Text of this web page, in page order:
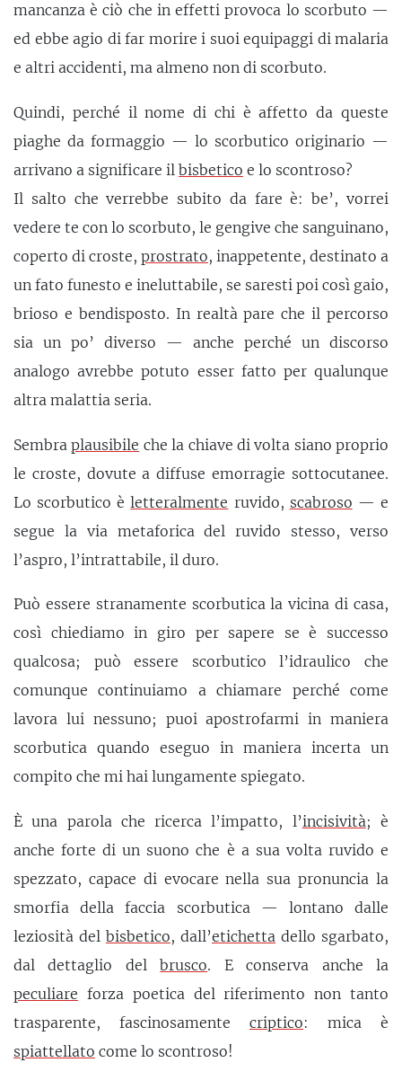
mancanza è ciò che in effetti provoca lo scorbuto —
ed ebbe agio di far morire i suoi equipaggi di malaria
e altri accidenti, ma almeno non di scorbuto.
Quindi, perché il nome di chi è affetto da queste
piaghe da formaggio — lo scorbutico originario —
arrivano a significare il bisbetico e lo scontroso?
Il salto che verrebbe subito da fare è: be’, vorrei
vedere te con lo scorbuto, le gengive che sanguinano,
coperto di croste, prostrato, inappetente, destinato a
un fato funesto e ineluttabile, se saresti poi così gaio,
brioso e bendisposto. In realtà pare che il percorso
sia un po’ diverso — anche perché un discorso
analogo avrebbe potuto esser fatto per qualunque
altra malattia seria.
Sembraplausibile che la chiave di volta siano proprio
le croste, dovute a diffuse emorragie sottocutanee.
Lo scorbutico èletteralmente ruvido, scabroso — e
segue la via metaforica del ruvido stesso, verso
l’aspro, l’intrattabile, il duro.
Può essere stranamente scorbutica la vicina di casa,
così chiediamo in giro per sapere se è successo
qualcosa; può essere scorbutico l’idraulico che
comunque continuiamo a chiamare perché come
lavora lui nessuno; puoi apostrofarmi in maniera
scorbutica quando eseguo in maniera incerta un
compito che mi hai lungamente spiegato.
È una parola che ricerca l’impatto, l’incisività; è
anche forte di un suono che è a sua volta ruvido e
spezzato, capace di evocare nella sua pronuncia la
smorfia della faccia scorbutica — lontano dalle
leziosità del bisbetico, dall’etichetta dello sgarbato,
dal dettaglio delbrusco. E conserva anche la
peculiare forza poetica del riferimento non tanto
trasparente, fascinosamente criptico: mica è
spiattellato come lo scontroso!